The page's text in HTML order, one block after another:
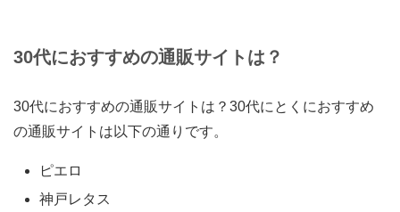
30代におすすめの通販サイトは？
30代におすすめの通販サイトは？30代にとくにおすすめ
の通販サイトは以下の通りです。
ピエロ
神戸レタス